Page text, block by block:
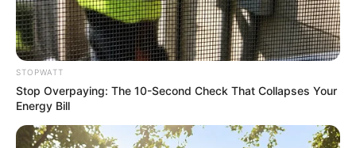
Aisle It's Really In.
FRIDAY PLANS
STOPWATT
Stop Overpaying: The 10-Second Check That Collapses Your
Energy Bill